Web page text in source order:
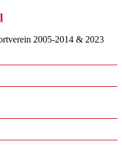
2005-2014 & 2023